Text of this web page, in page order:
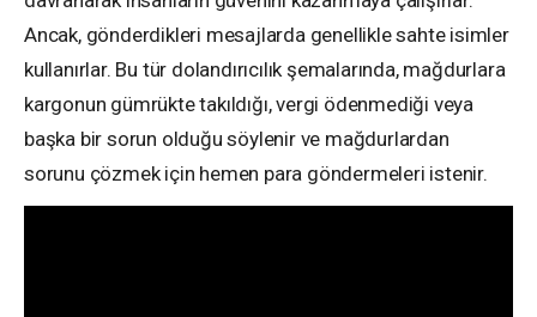
Ancak, gönderdikleri mesajlarda genellikle sahte isimler
kullanırlar. Bu tür dolandırıcılık şemalarında, mağdurlara
kargonun gümrükte takıldığı, vergi ödenmediği veya
başka bir sorun olduğu söylenir ve mağdurlardan
sorunu çözmek için hemen para göndermeleri istenir.